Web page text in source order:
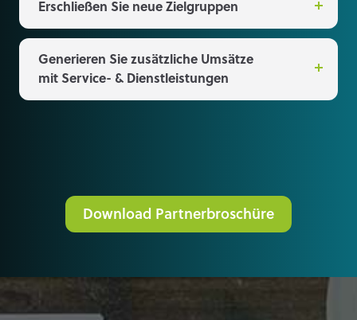
Erschließen Sie neue Zielgruppen
Generieren Sie zusätzliche Umsätze
mit Service- & Dienstleistungen
Download Partnerbroschüre